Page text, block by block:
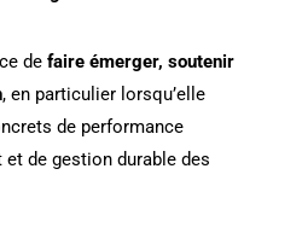
de faire émerger, soutenir
, en particulier lorsqu’elle
de performance
de gestion durable des